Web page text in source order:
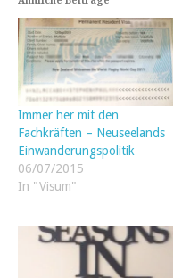
Immer her mit den
Fachkräften – Neuseelands
Einwanderungspolitik
06/07/2015
In "Visum"